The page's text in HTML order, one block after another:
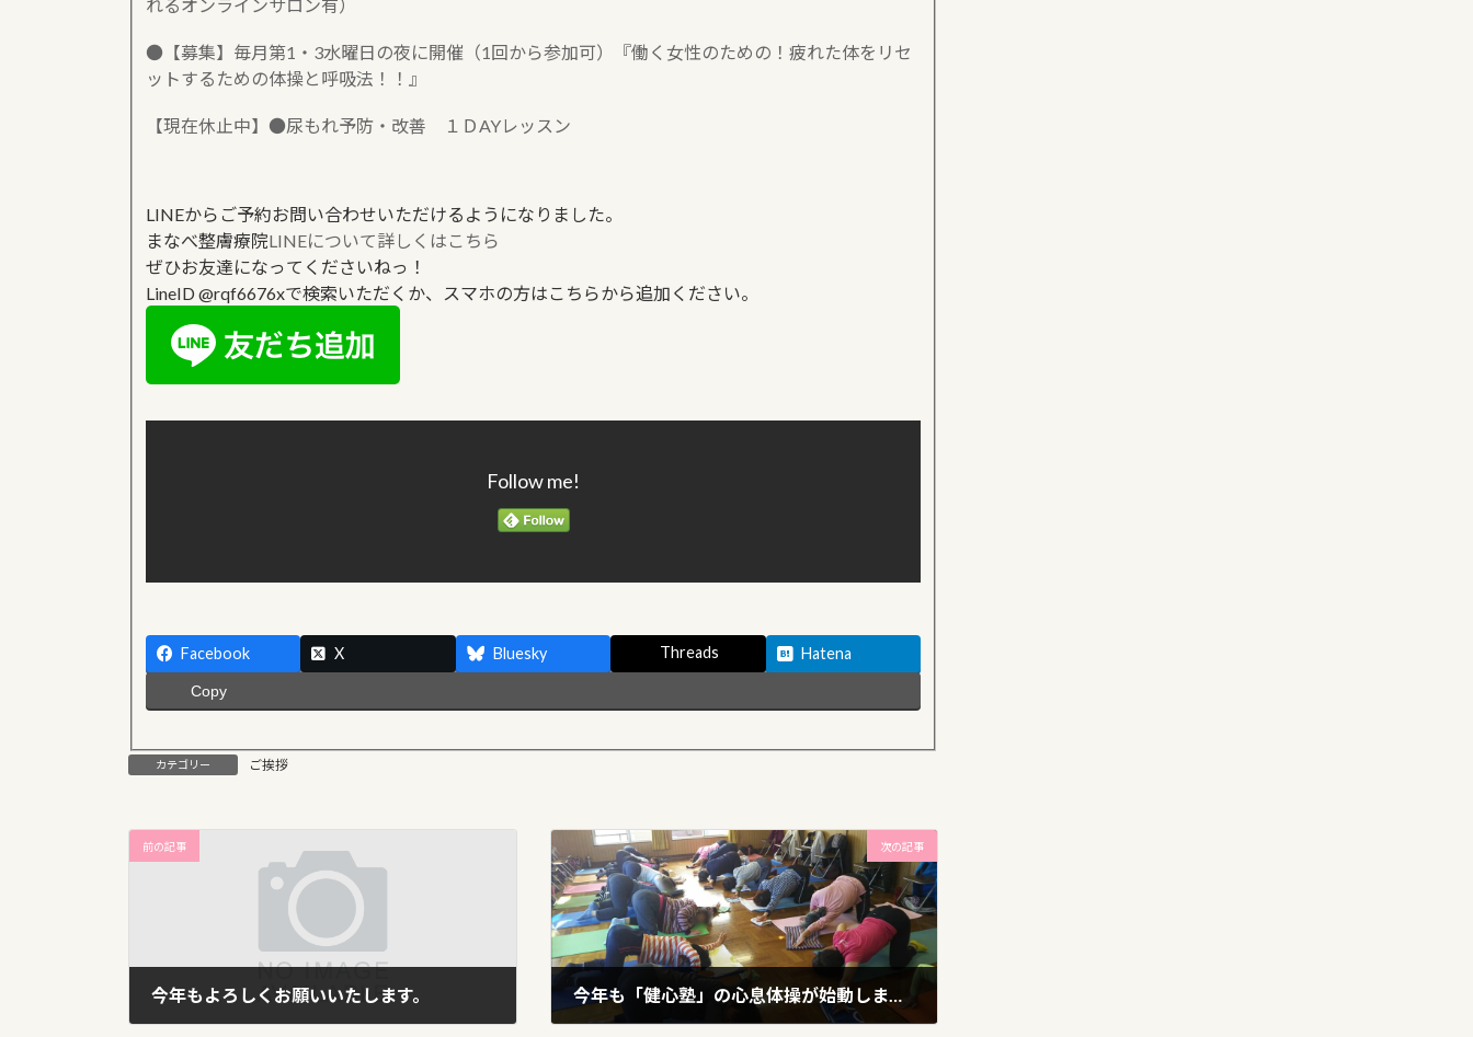
れるオンラインサロン有）
●【募集】毎月第1・3水曜日の夜に開催（1回から参加可）『働く女性のための！疲れた体をリセ
ットするための体操と呼吸法！！』
【現在休止中】●尿もれ予防・改善 １ＤAYレッスン
LINEからご予約お問い合わせいただけるようになりました。
まなべ整膚療院LINEについて詳しくはこちら
ぜひお友達になってくださいねっ！
LineID @rqf6676xで検索いただくか、スマホの方はこちらから追加ください。
Follow me!
Facebook X Bluesky Threads Hatena
Copy
カテゴリー ご挨拶
前の記事
今年もよろしくお願いいたします。
次の記事
今年も「健心塾」の心息体操が始動しました